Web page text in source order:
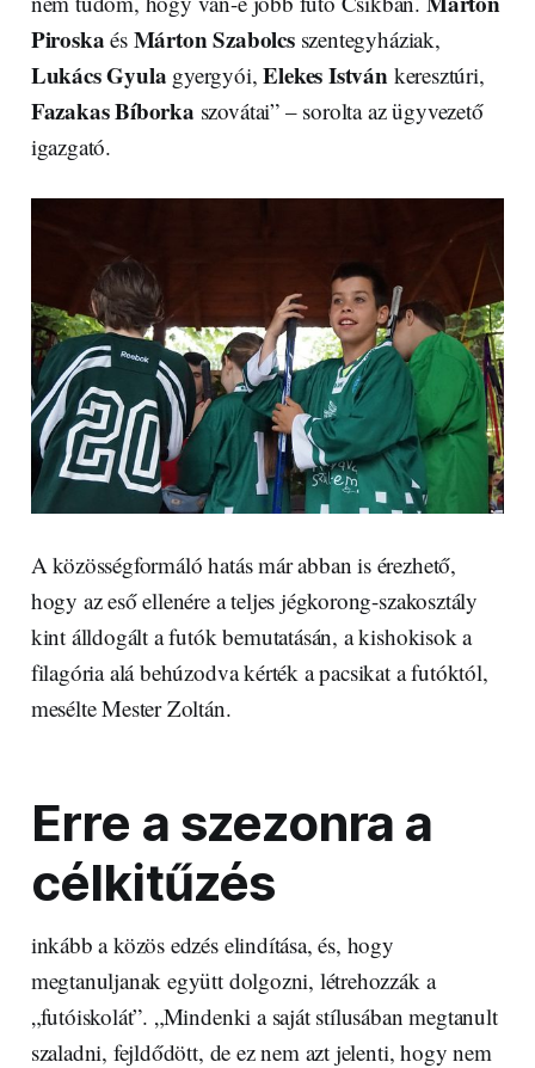
Piroska és Márton Szabolcsszentegyháziak,
Lukács Gyula gyergyói,Elekes Istvánkeresztúri,
Fazakas Bíborka szovátai” – sorolta az ügyvezető
igazgató.
A közösségformáló hatás már abban is érezhető,
hogy az eső ellenére a teljes jégkorong-szakosztály
kint álldogált a futók bemutatásán, a kishokisok a
filagória alá behúzodva kérték a pacsikat a futóktól,
mesélte Mester Zoltán.
Erre a szezonra a
célkitűzés
inkább a közös edzés elindítása, és, hogy
megtanuljanak együtt dolgozni, létrehozzák a
„futóiskolát”. „Mindenki a saját stílusában megtanult
szaladni, fejldődött, de ez nem azt jelenti, hogy nem